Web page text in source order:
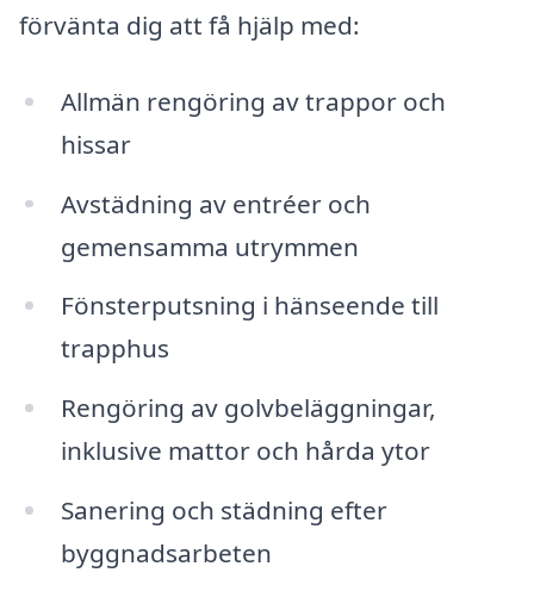
förvänta dig att få hjälp med:
Allmän rengöring av trappor och
hissar
Avstädning av entréer och
gemensamma utrymmen
Fönsterputsning i hänseende till
trapphus
Rengöring av golvbeläggningar,
inklusive mattor och hårda ytor
Sanering och städning efter
byggnadsarbeten